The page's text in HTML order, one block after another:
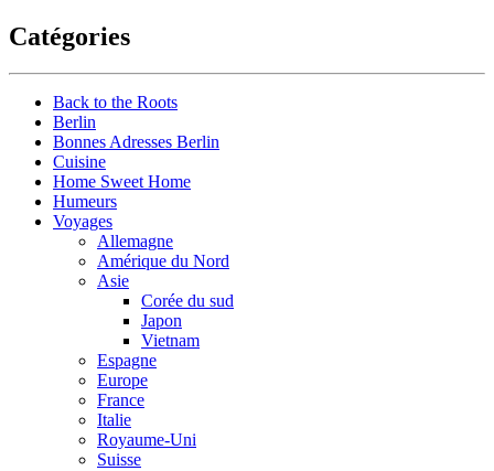
Catégories
Back to the Roots
Berlin
Bonnes Adresses Berlin
Cuisine
Home Sweet Home
Humeurs
Voyages
Allemagne
Amérique du Nord
Asie
Corée du sud
Japon
Vietnam
Espagne
Europe
France
Italie
Royaume-Uni
Suisse